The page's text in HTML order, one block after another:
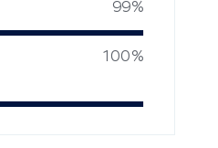
99%
100%